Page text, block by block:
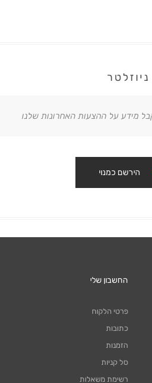
ניוזלטר
מידע על ההצעות האחרונות שלנו
הירשם כמנוי
החשבון שלי
פרטי הלקוח
כתובות
הזמנות
סל קניות
רשימת משאלות